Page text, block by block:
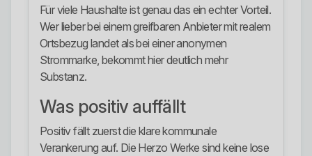
Für viele Haushalte ist genau das ein echter Vorteil.
Wer lieber bei einem greifbaren Anbieter mit realem
Ortsbezug landet als bei einer anonymen
Strommarke, bekommt hier deutlich mehr
Substanz.
Was positiv auffällt
Positiv fällt zuerst die klare kommunale
Verankerung auf. Die Herzo Werke sind keine lose